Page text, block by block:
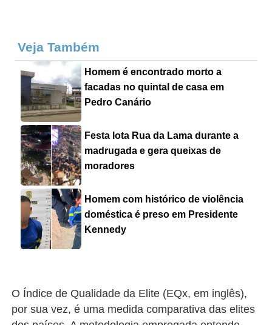
Veja Também
Homem é encontrado morto a
facadas no quintal de casa em
Pedro Canário
Festa lota Rua da Lama durante a
madrugada e gera queixas de
moradores
Homem com histórico de violência
doméstica é preso em Presidente
Kennedy
O Índice de Qualidade da Elite (EQx, em inglês),
por sua vez, é uma medida comparativa das elites